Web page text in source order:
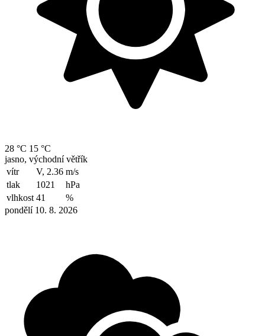
28 °C 15 °C
jasno, východní větřík
vítr
V, 2.36 m/s
tlak
1021
hPa
vlhkost 41
%
pondělí 10. 8. 2026